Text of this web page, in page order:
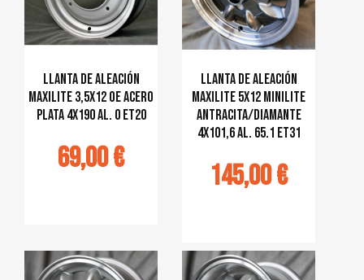
Llanta de aleación
MAXILITE 3,5x12 OE acero
plata 4x190 al. 0 ET20
69,00 €
panier
Llanta de aleación
MAXILITE 5x12 Minilite
antracita/diamante
4x101,6 al. 65.1 ET31
145,00 €
Ajouter au
panier